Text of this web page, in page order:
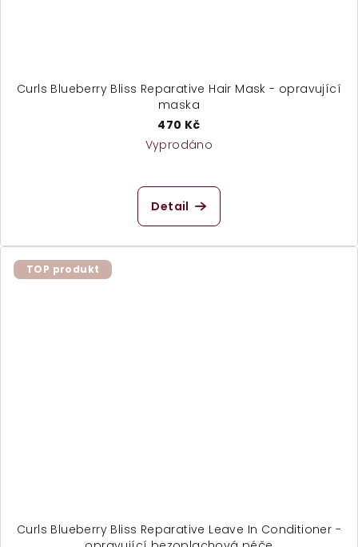
Curls Blueberry Bliss Reparative Hair Mask - opravující
maska
470 Kč
Vyprodáno
hodnocení
produktu
z
Detail
TOP produkt
Curls Blueberry Bliss Reparative Leave In Conditioner -